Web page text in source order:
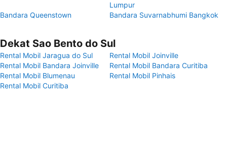
Lumpur
Bandara Queenstown
Bandara Suvarnabhumi Bangkok
Dekat Sao Bento do Sul
Rental Mobil Jaragua do Sul
Rental Mobil Joinville
Rental Mobil Bandara Joinville
Rental Mobil Bandara Curitiba
Rental Mobil Blumenau
Rental Mobil Pinhais
Rental Mobil Curitiba